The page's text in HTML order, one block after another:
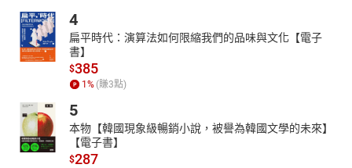
4
扁平時代：演算法如何限縮我們的品味與文化【電子
書】
$385
1 % (賺3點)
5
本物【韓國現象級暢銷小說，被譽為韓國文學的未來】
【電子書】
$287